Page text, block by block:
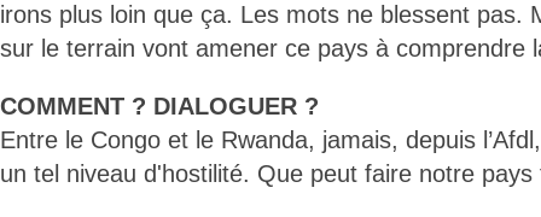
irons plus loin que ça. Les mots ne blessent pas.
sur le terrain vont amener ce pays à comprendre
COMMENT ? DIALOGUER ?
Entre le Congo et le Rwanda, jamais, depuis
un tel niveau d'hostilité. Que peut faire notre